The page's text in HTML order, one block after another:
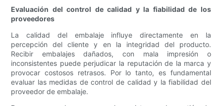
Evaluación del control de calidad y la fiabilidad de los
proveedores
La calidad del embalaje influye directamente en la
percepción del cliente y en la integridad del producto.
Recibir embalajes dañados, con mala impresión o
inconsistentes puede perjudicar la reputación de la marca y
provocar costosos retrasos. Por lo tanto, es fundamental
evaluar las medidas de control de calidad y la fiabilidad del
proveedor de embalaje.